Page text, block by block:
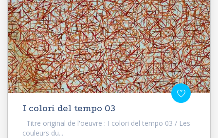
I colori del tempo 03
Titre original de l'oeuvre : I colori del tempo 03 / Les
couleurs du...